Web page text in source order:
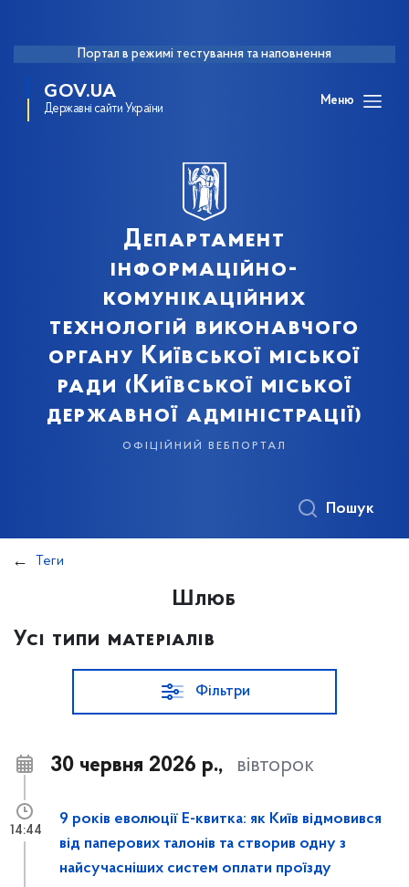
Портал в режимі тестування та наповнення
GOV.UA
Державні сайти України
Меню
Департамент
інформаційно-
комунікаційних
технологій виконавчого
органу Київської міської
ради (Київської міської
державної адміністрації)
офіційний вебпортал
Пошук
Теги
Шлюб
Усі типи матеріалів
Фільтри
30 червня 2026 р., вівторок
9 років еволюції Е-квитка: як Київ відмовився
від паперових талонів та створив одну з
найсучасніших систем оплати проїзду
14:44